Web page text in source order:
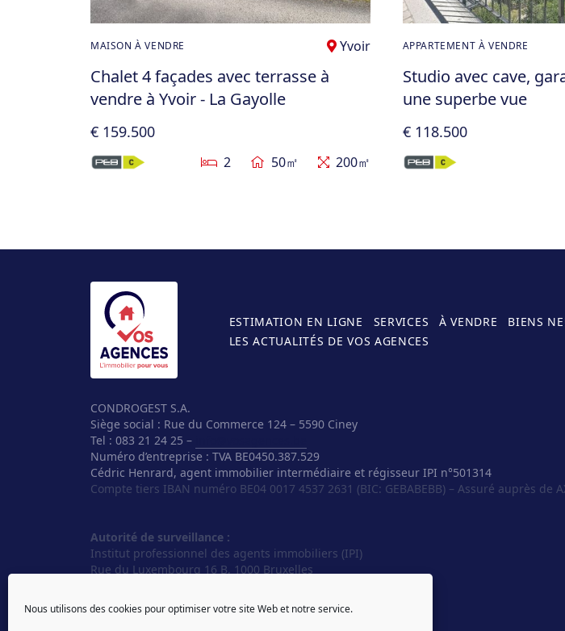
Nous utilisons des cookies pour optimiser votre site Web et notre service.
MAISON À VENDRE Yvoir
Chalet 4 façades avec terrasse à
vendre à Yvoir - La Gayolle
€ 159.500
2 50㎡ 200㎡
APPARTEMENT À VENDRE
Studio avec cave,
une superbe vue
€ 118.500
ESTIMATION EN LIGNE SERVICES À VENDRE BIENS
LES ACTUALITÉS DE VOS AGENCES
CONDROGEST S.A.
Siège social : Rue du Commerce 124 – 5590 Ciney
Tel : 083 21 24 25 –
Numéro d’entreprise : TVA BE0450.387.529
Cédric Henrard, agent immobilier intermédiaire et régisseur IPI n°501314
Compte tiers IBAN numéro BE04 0017 4537 2631 (BIC: GEBABEBB) – Assuré auprès de
Autorité de surveillance :
Institut professionnel des agents immobiliers (IPI)
Rue du Luxembourg 16 B, 1000 Bruxelles
E-mail :
info@ipi.be